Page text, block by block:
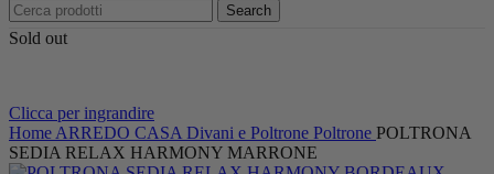
Search
Sold out
Clicca per ingrandire
Home ARREDO CASA Divani e Poltrone Poltrone POLTRONA
SEDIA RELAX HARMONY MARRONE